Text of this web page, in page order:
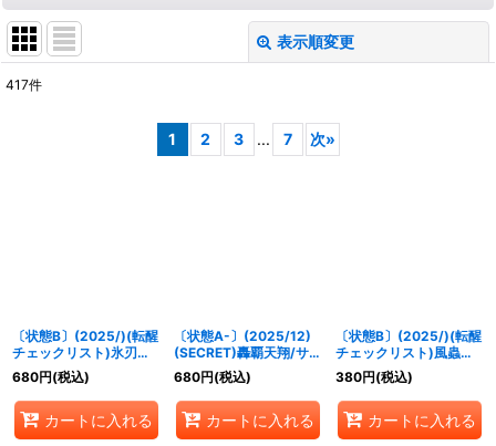
表示順変更
417件
1 2 3 ... 7 次»
〔状態B〕(2025/)(転醒
チェックリスト)氷刃姫
プリヘーリア/大氷斧の
姫君プリヘーリア【-】
{BS55-044}《白》
680円(税込)
カートに入れる
〔状態A-〕(2025/12)
(SECRET)轟覇天翔/サイ
ゴード・ゴレム・オリジ
ン【転醒X-SEC】
{BSC47-
RVTX07a/BSC47-
RVTX07b}《青》
680円(税込)
カートに入れる
〔状態B〕(2025/)(転醒
チェックリスト)風蟲円
舞/ドルクス・ウシワ
カ・オリジン【-】
{BSC47-RVTX03}
《緑》
380円(税込)
カートに入れる